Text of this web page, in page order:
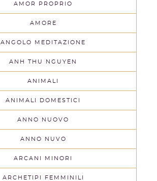
AMOR PROPRIO
AMORE
ANGOLO MEDITAZIONE
ANH THU NGUYEN
ANIMALI
ANIMALI DOMESTICI
ANNO NUOVO
ANNO NUVO
ARCANI MINORI
ARCHETIPI FEMMINILI